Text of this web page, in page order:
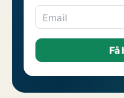
Email